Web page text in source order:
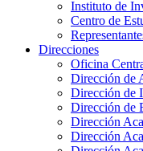
Instituto de
Centro de
Direcciones
Oficina
Dirección de
Dirección de
Dirección de
Dirección
Dirección